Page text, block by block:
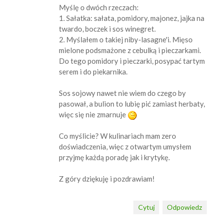
Myślę o dwóch rzeczach:
1. Sałatka: sałata, pomidory, majonez, jajka na
twardo, boczek i sos winegret.
2. Myślałem o takiej niby-lasagne'i. Mięso
mielone podsmażone z cebulką i pieczarkami.
Do tego pomidory i pieczarki, posypać tartym
serem i do piekarnika.
Sos sojowy nawet nie wiem do czego by
pasował, a bulion to lubię pić zamiast herbaty,
więc się nie zmarnuje
Co myślicie? W kulinariach mam zero
doświadczenia, więc z otwartym umysłem
przyjmę każdą poradę jak i krytykę.
Z góry dziękuję i pozdrawiam!
Odpowiedz
Cytuj